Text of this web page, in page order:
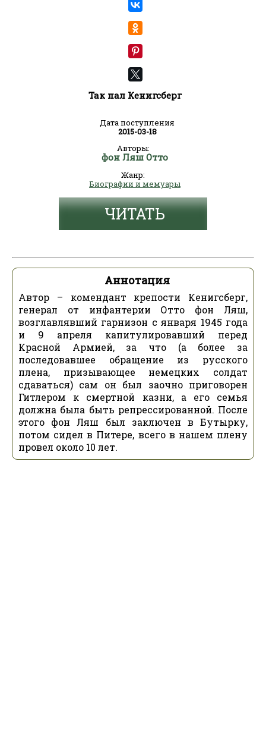
Так пал Кенигсберг
Дата поступления
2015-03-18
Авторы:
фон Ляш Отто
Жанр:
Биографии и мемуары
ЧИТАТЬ
Аннотация
Автор – комендант крепости Кенигсберг,
генерал от инфантерии Отто фон Ляш,
возглавлявший гарнизон с января 1945 года
и 9 апреля капитулировавший перед
Красной Армией, за что (а более за
последовавшее обращение из русского
плена, призывающее немецких солдат
сдаваться) сам он был заочно приговорен
Гитлером к смертной казни, а его семья
должна была быть репрессированной. После
этого фон Ляш был заключен в Бутырку,
потом сидел в Питере, всего в нашем плену
провел около 10 лет.